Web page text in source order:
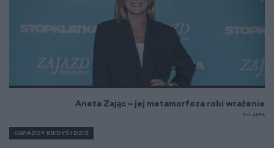
Aneta Zając – jej metamorfoza robi wrażenie
Fot. AKPA
GWIAZDY KIEDYŚ I DZIŚ